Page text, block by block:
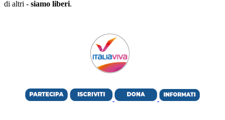
di altri - siamo liberi.